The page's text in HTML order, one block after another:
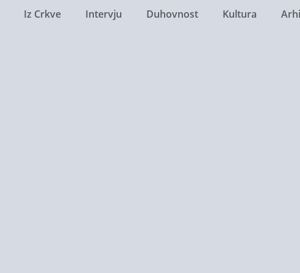
Iz Crkve Intervju Duhovnost Kultura